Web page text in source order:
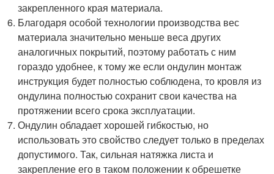
закрепленного края материала.
Благодаря особой технологии производства вес
материала значительно меньше веса других
аналогичных покрытий, поэтому работать с ним
гораздо удобнее, к тому же если ондулин монтаж
инструкция будет полностью соблюдена, то кровля из
ондулина полностью сохранит свои качества на
протяжении всего срока эксплуатации.
Ондулин обладает хорошей гибкостью, но
использовать это свойство следует только в пределах
допустимого. Так, сильная натяжка листа и
закрепление его в таком положении к обрешетке